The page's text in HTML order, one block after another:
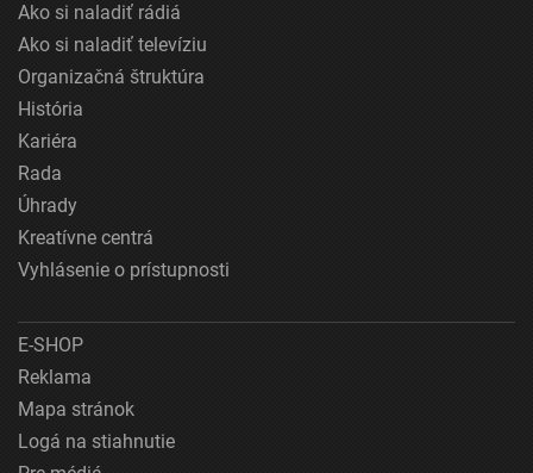
Ako si naladiť rádiá
Ako si naladiť televíziu
Organizačná štruktúra
História
Kariéra
Rada
Úhrady
Kreatívne centrá
Vyhlásenie o prístupnosti
E-SHOP
Reklama
Mapa stránok
Logá na stiahnutie